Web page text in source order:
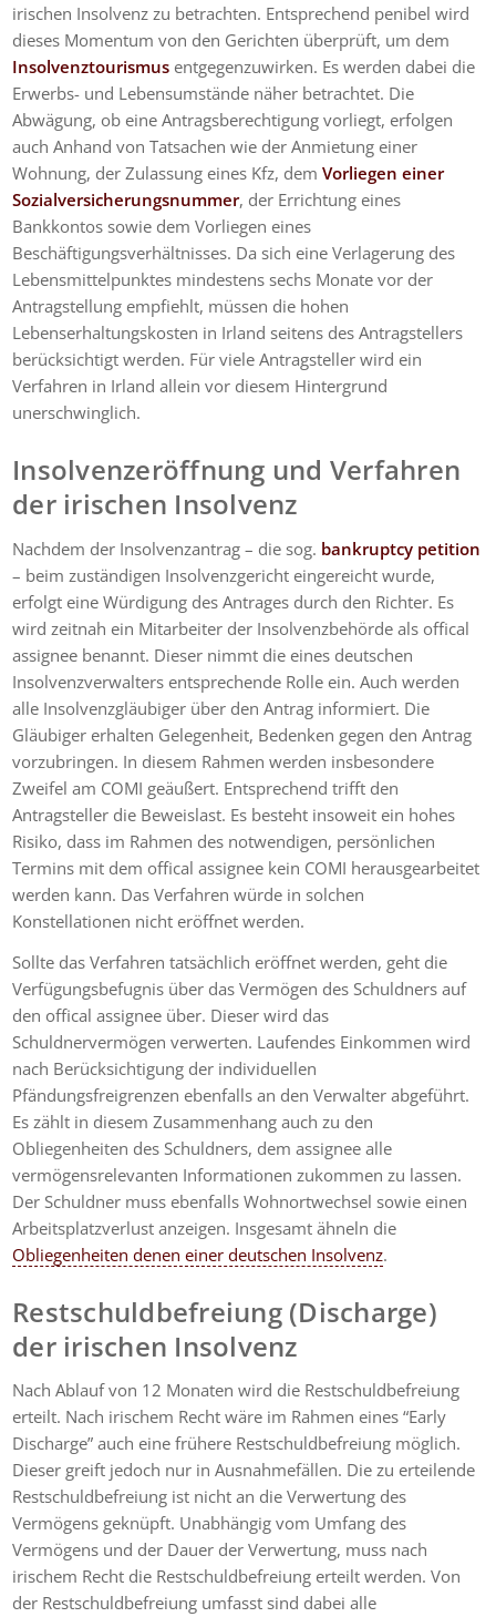
irischen Insolvenz zu betrachten. Entsprechend penibel wird
dieses Momentum von den Gerichten überprüft, um dem
Insolvenztourismus entgegenzuwirken. Es werden dabei die
Erwerbs- und Lebensumstände näher betrachtet. Die
Abwägung, ob eine Antragsberechtigung vorliegt, erfolgen
auch Anhand von Tatsachen wie der Anmietung einer
Wohnung, der Zulassung eines Kfz, demVorliegen einer
Sozialversicherungsnummer, der Errichtung eines
Bankkontos sowie dem Vorliegen eines
Beschäftigungsverhältnisses. Da sich eine Verlagerung des
Lebensmittelpunktes mindestens sechs Monate vor der
Antragstellung empfiehlt, müssen die hohen
Lebenserhaltungskosten in Irland seitens des Antragstellers
berücksichtigt werden. Für viele Antragsteller wird ein
Verfahren in Irland allein vor diesem Hintergrund
unerschwinglich.
Insolvenzeröffnung und Verfahren
der irischen Insolvenz
Nachdem der Insolvenzantrag – die sog. bankruptcy petition
– beim zuständigen Insolvenzgericht eingereicht wurde,
erfolgt eine Würdigung des Antrages durch den Richter. Es
wird zeitnah ein Mitarbeiter der Insolvenzbehörde als offical
assignee benannt. Dieser nimmt die eines deutschen
Insolvenzverwalters entsprechende Rolle ein. Auch werden
alle Insolvenzgläubiger über den Antrag informiert. Die
Gläubiger erhalten Gelegenheit, Bedenken gegen den Antrag
vorzubringen. In diesem Rahmen werden insbesondere
Zweifel am COMI geäußert. Entsprechend trifft den
Antragsteller die Beweislast. Es besteht insoweit ein hohes
Risiko, dass im Rahmen des notwendigen, persönlichen
Termins mit dem offical assignee kein COMI herausgearbeitet
werden kann. Das Verfahren würde in solchen
Konstellationen nicht eröffnet werden.
Sollte das Verfahren tatsächlich eröffnet werden, geht die
Verfügungsbefugnis über das Vermögen des Schuldners auf
den offical assignee über. Dieser wird das
Schuldnervermögen verwerten. Laufendes Einkommen wird
nach Berücksichtigung der individuellen
Pfändungsfreigrenzen ebenfalls an den Verwalter abgeführt.
Es zählt in diesem Zusammenhang auch zu den
Obliegenheiten des Schuldners, dem assignee alle
vermögensrelevanten Informationen zukommen zu lassen.
Der Schuldner muss ebenfalls Wohnortwechsel sowie einen
Arbeitsplatzverlust anzeigen. Insgesamt ähneln die
Obliegenheiten denen einer deutschen Insolvenz.
Restschuldbefreiung (Discharge)
der irischen Insolvenz
Nach Ablauf von 12 Monaten wird die Restschuldbefreiung
erteilt. Nach irischem Recht wäre im Rahmen eines “Early
Discharge” auch eine frühere Restschuldbefreiung möglich.
Dieser greift jedoch nur in Ausnahmefällen. Die zu erteilende
Restschuldbefreiung ist nicht an die Verwertung des
Vermögens geknüpft. Unabhängig vom Umfang des
Vermögens und der Dauer der Verwertung, muss nach
irischem Recht die Restschuldbefreiung erteilt werden. Von
der Restschuldbefreiung umfasst sind dabei alle